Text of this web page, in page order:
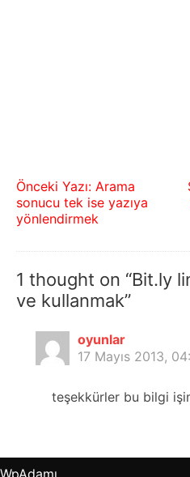
Yazı
gezinmesi
Önceki Yazı: Arama
sonucu tek ise yazıya
yönlendirmek
1 thought on “Bit.ly
ve kullanmak”
oyunlar
17 Mayıs 2013,
teşekkürler bu bilgi
WpAdamı